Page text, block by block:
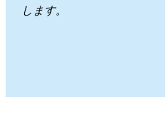
します。